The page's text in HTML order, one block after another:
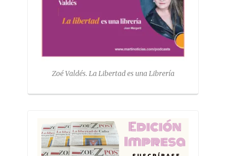
Zoé Valdés. La Libertad es una Librería